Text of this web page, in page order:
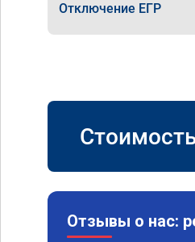
Отключение ЕГР
Отзывы о нас: